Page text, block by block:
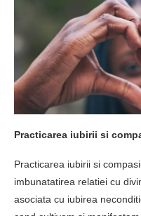
Practicarea iubirii si
Practicarea iubirii si
imbunatatirea relatiei cu
asociata cu iubirea